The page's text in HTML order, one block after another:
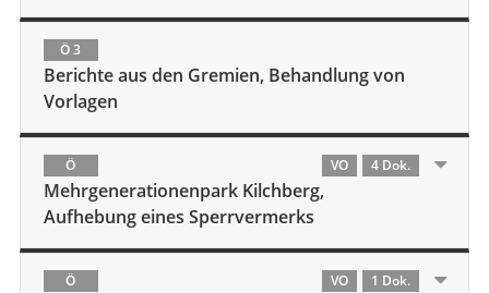
Ö 3
Berichte aus den Gremien, Behandlung von
Vorlagen
Ö VO 4 Dok.
Mehrgenerationenpark Kilchberg,
Aufhebung eines Sperrvermerks
Ö VO 1 Dok.